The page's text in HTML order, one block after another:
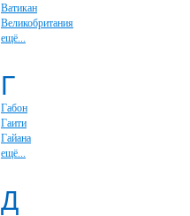
Ватикан
Великобритания
ещё...
Г
Габон
Гаити
Гайана
ещё...
Д